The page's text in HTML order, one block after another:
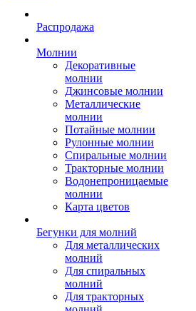
Распродажа
Молнии
Декоративные
молнии
Джинсовые молнии
Металлические
молнии
Потайные молнии
Рулонные молнии
Спиральные молнии
Тракторные молнии
Водонепроницаемые
молнии
Карта цветов
Бегунки для молний
Для металлических
молний
Для спиральных
молний
Для тракторных